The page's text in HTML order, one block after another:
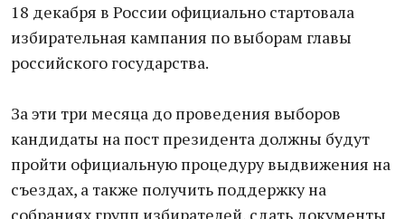
18 декабря в России официально стартовала
избирательная кампания по выборам главы
российского государства.
За эти три месяца до проведения выборов
кандидаты на пост президента должны будут
пройти официальную процедуру выдвижения на
съездах, а также получить поддержку на
собраниях групп избирателей, сдать документы